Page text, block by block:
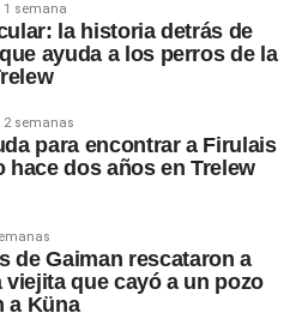
1 semana
la historia detrás de
ayuda a los perros de la
2 semanas
para encontrar a Firulais
hace dos años en Trelew
de Gaiman rescataron a
viejita que cayó a un pozo
a Küna